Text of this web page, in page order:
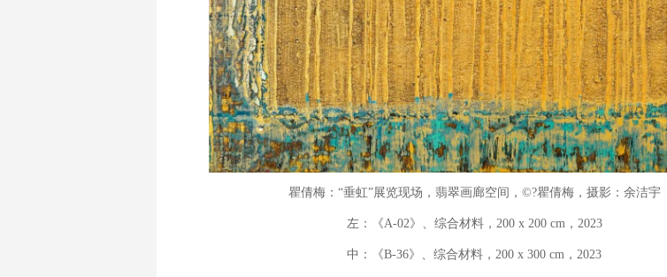
瞿倩梅：“垂虹”展览现场，翡翠画廊空间，©?瞿倩梅，摄影：余洁宇
左：《A-02》、综合材料，200 x 200 cm，2023
中：《B-36》、综合材料，200 x 300 cm，2023